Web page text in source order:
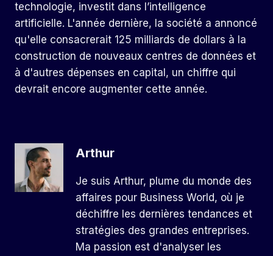
technologie, investit dans l’intelligence
artificielle. L'année dernière, la société a annoncé
qu'elle consacrerait 125 milliards de dollars à la
construction de nouveaux centres de données et
à d'autres dépenses en capital, un chiffre qui
devrait encore augmenter cette année.
Arthur
Je suis Arthur, plume du monde des
affaires pour Business World, où je
déchiffre les dernières tendances et
stratégies des grandes entreprises.
Ma passion est d'analyser les